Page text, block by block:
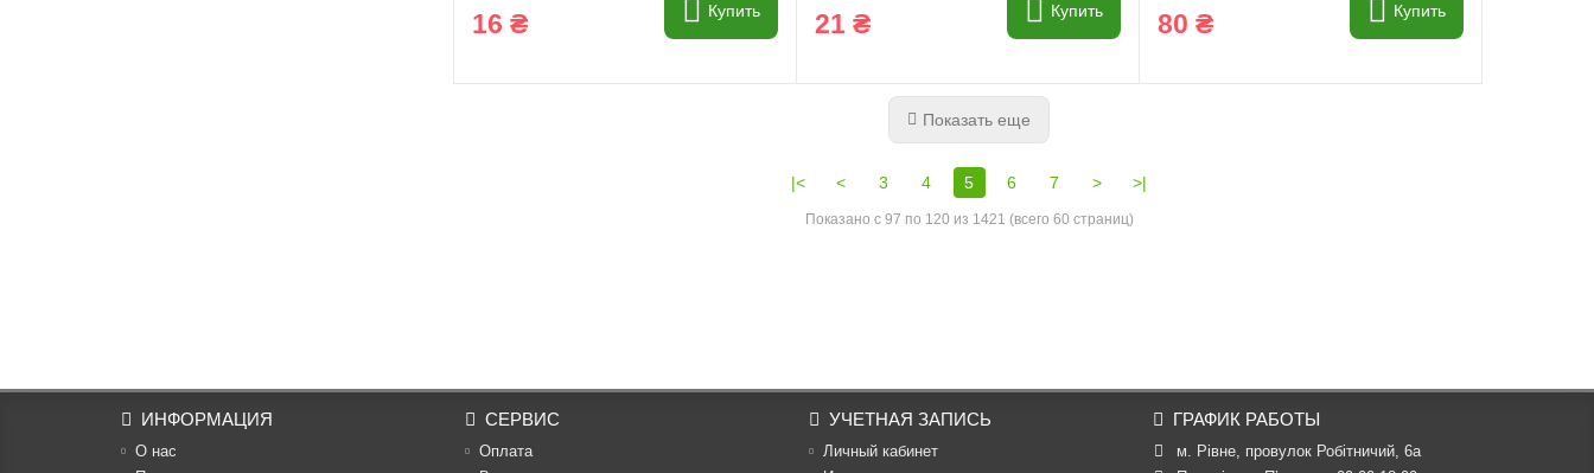
16 ₴ Купить 21 ₴ Купить 80 ₴ Купить
Показать еще
|< < 3 4 5 6 7 > >|
Показано с 97 по 120 из 1421 (всего 60 страниц)
ИНФОРМАЦИЯ
О нас
СЕРВИС
Оплата
УЧЕТНАЯ ЗАПИСЬ
Личный кабинет
ГРАФИК РАБОТЫ
м. Рівне, провулок Робітничий, 6а